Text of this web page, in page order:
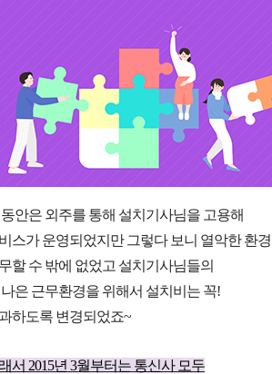
동안은 외주를 통해 설치기사님을 고용해
스가 운영되었지만 그렇다 보니 열악한 환
할 수 밖에 없었고 설치기사님들의
은 근무환경을 위해서 설치비는 꼭!
하도록 변경되었죠~
서 2015년 3월부터는 통신사 모두